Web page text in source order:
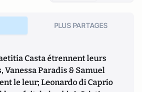
PLUS PARTAGES
Casta étrennent leurs
Vanessa Paradis & Samuel
le leur; Leonardo di Caprio